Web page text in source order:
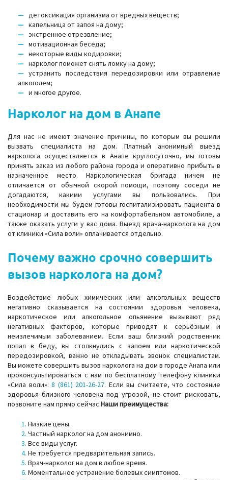
детоксикация организма от вредных веществ;
капельница от запоя на дому;
экстренное отрезвление;
мотивационная беседа;
некоторые виды кодировки;
нарколог поможет снять ломку на дому;
устранить последствия передозировки или отравление
алкоголем;
и многое другое.
Нарколог на дом в Анапе
Для нас не имеют значение причины, по которым вы решили
вызвать специалиста на дом. Платный анонимный выезд
нарколога осуществляется в Анапе круглосуточно, мы готовы
принять заказ из любого района города и оперативно прибыть в
назначенное место. Наркологическая бригада ничем не
отличается от обычной скорой помощи, поэтому соседи не
догадаются, какими услугами вы пользовались. При
необходимости мы будем готовы госпитализировать пациента в
стационар и доставить его на комфортабельном автомобиле, а
также оказать услуги у вас дома. Выезд врача-нарколога на дом
от клиники «Сила воли» оплачивается отдельно.
Почему важно срочно совершить
вызов нарколога на дом?
Воздействие любых химических или алкогольных веществ
негативно сказывается на состоянии здоровья человека,
наркотическое или алкогольное опьянение вызывают ряд
негативных факторов, которые приводят к серьёзным и
неизлечимым заболеванием. Если ваш близкий родственник
попал в беду, вы столкнулись с запоем или наркотической
передозировкой, важно не откладывать звонок специалистам.
Вы можете совершить вызов нарколога на дом в городе Анапа или
проконсультироваться с нам по бесплатному телефону клиники
«Сила воли»:8 (861) 201-26-27. Если вы считаете, что состояние
здоровья близкого человека под угрозой, не стоит рисковать,
позвоните нам прямо сейчас.Наши преимущества:
Низкие цены.
Частный нарколог на дом анонимно.
Все виды услуг.
Не требуется предварительная запись.
Врач-нарколог на дом в любое время.
Моментальное устранение болевых симптомов.